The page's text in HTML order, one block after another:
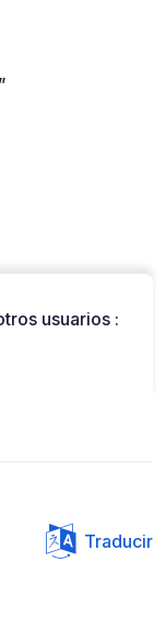
usuarios :
Traducir